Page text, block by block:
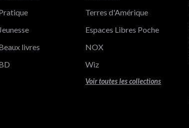
Jeunesse
livres
Terres d'Amérique
Espaces Libres Poche
NOX
Wiz
Voir toutes les collections